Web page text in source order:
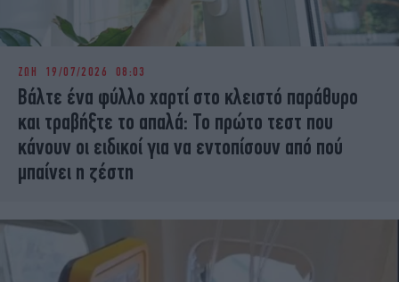
ΖΩΗ 19/07/2026 08:03
Βάλτε ένα φύλλο χαρτί στο κλειστό παράθυρο
και τραβήξτε το απαλά: Το πρώτο τεστ που
κάνουν οι ειδικοί για να εντοπίσουν από πού
μπαίνει η ζέστη